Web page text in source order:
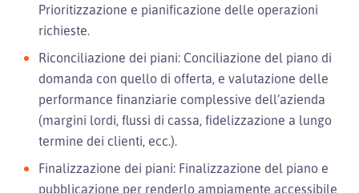
Prioritizzazione e pianificazione delle operazioni
richieste.
Riconciliazione dei piani: Conciliazione del piano di
domanda con quello di offerta, e valutazione delle
performance finanziarie complessive dell’azienda
(margini lordi, flussi di cassa, fidelizzazione a lungo
termine dei clienti, ecc.).
Finalizzazione dei piani: Finalizzazione del piano e
pubblicazione per renderlo ampiamente accessibile